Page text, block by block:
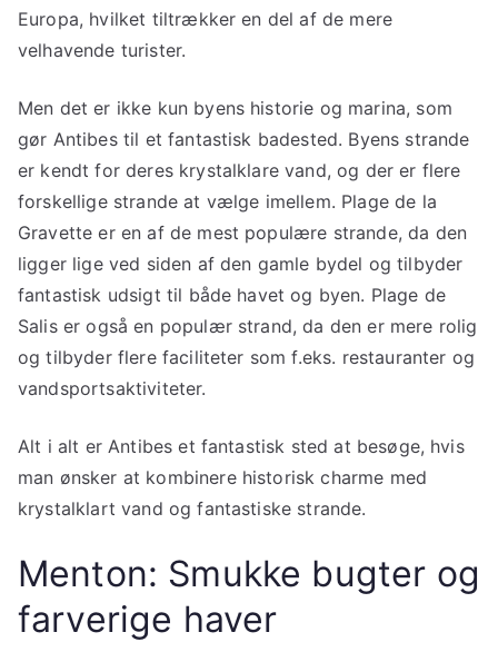
Europa, hvilket tiltrækker en del af de mere
velhavende turister.
Men det er ikke kun byens historie og marina, som
gør Antibes til et fantastisk badested. Byens strande
er kendt for deres krystalklare vand, og der er flere
forskellige strande at vælge imellem. Plage de la
Gravette er en af de mest populære strande, da den
ligger lige ved siden af den gamle bydel og tilbyder
fantastisk udsigt til både havet og byen. Plage de
Salis er også en populær strand, da den er mere rolig
og tilbyder flere faciliteter som f.eks. restauranter og
vandsportsaktiviteter.
Alt i alt er Antibes et fantastisk sted at besøge, hvis
man ønsker at kombinere historisk charme med
krystalklart vand og fantastiske strande.
Menton: Smukke bugter og
farverige haver